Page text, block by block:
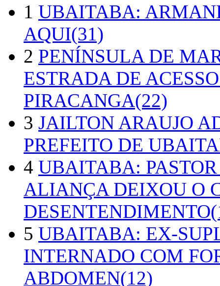
1 UBAITABA:
AQUI(31)
2 PENÍNSULA DE
ESTRADA DE
PIRACANGA(22)
3 JAILTON ARAUJO
PREFEITO DE
4 UBAITABA:
ALIANÇA DEIXOU O
5 UBAITABA: EX-
INTERNADO COM
ABDOMEN(12)